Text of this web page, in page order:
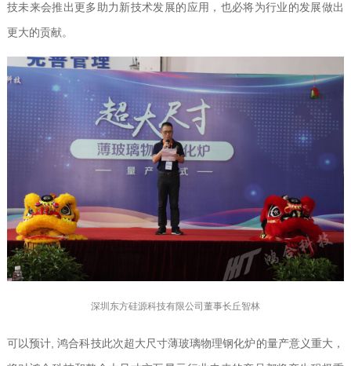
技未来会推出更多助力新技术发展的应用，也必将为行业的发展做出
更大的贡献。
深圳东方硅源科技有限公司董事长丘智林
可以预计, 鸿合科技此次超大尺寸薄玻璃物理钢化炉的量产意义重大，